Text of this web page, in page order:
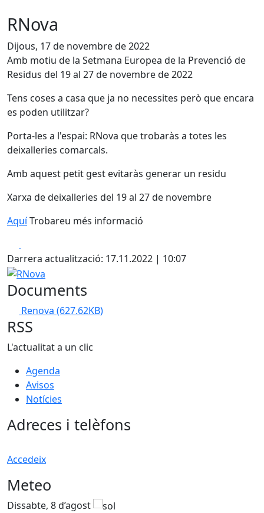
RNova
Dijous, 17 de novembre de 2022
Amb motiu de la Setmana Europea de la Prevenció de
Residus del 19 al 27 de novembre de 2022
Tens coses a casa que ja no necessites però que encara
es poden utilitzar?
Porta-les a l'espai: RNova que trobaràs a totes les
deixalleries comarcals.
Amb aquest petit gest evitaràs generar un residu
Xarxa de deixalleries del 19 al 27 de novembre
AquíTrobareu més informació
Darrera actualització: 17.11.2022 | 10:07
RNova
Documents
Renova (627.62KB)
RSS
L'actualitat a un clic
Agenda
Avisos
Notícies
Adreces i telèfons
Accedeix
Meteo
Dissabte, 8 d’agost